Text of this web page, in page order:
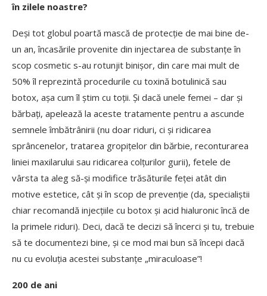
în zilele noastre?
Deși tot globul poartă mască de protecție de mai bine de-
un an, încasările provenite din injectarea de substanțe în
scop cosmetic s-au rotunjit binișor, din care mai mult de
50% îl reprezintă procedurile cu toxină botulinică sau
botox, așa cum îl știm cu toții. Și dacă unele femei – dar și
bărbați, apelează la aceste tratamente pentru a ascunde
semnele îmbătrânirii (nu doar riduri, ci și ridicarea
sprâncenelor, tratarea gropițelor din bărbie, reconturarea
liniei maxilarului sau ridicarea colțurilor gurii), fetele de
vârsta ta aleg să-și modifice trăsăturile feței atât din
motive estetice, cât și în scop de prevenție (da, specialiștii
chiar recomandă injecțiile cu botox și acid hialuronic încă de
la primele riduri). Deci, dacă te decizi să încerci și tu, trebuie
să te documentezi bine, și ce mod mai bun să începi dacă
nu cu evoluția acestei substanțe „miraculoase”!
200 de ani